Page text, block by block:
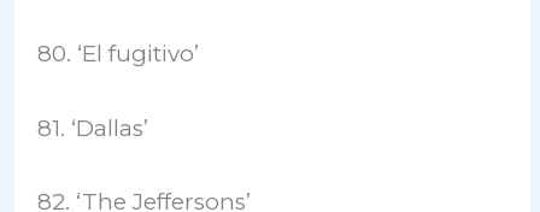
80. ‘El fugitivo’
81. ‘Dallas’
82. ‘The Jeffersons’